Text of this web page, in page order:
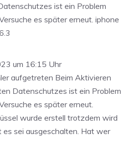
ist ein Problem
es später erneut. iphone
um 16:15 Uhr
aufgetreten Beim Aktivieren
Datenschutzes ist ein Problem
es später erneut.
wurde erstell trotzdem wird
es sei ausgeschalten. Hat wer